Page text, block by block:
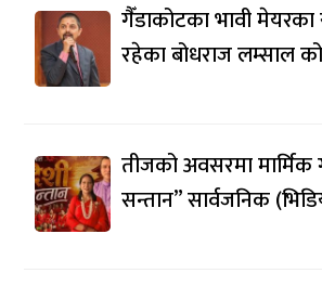
गैँडाकोटका भावी मेयरका
रहेका बोधराज लम्साल
तीजको अवसरमा मार्मिक
सन्तान” सार्वजनिक